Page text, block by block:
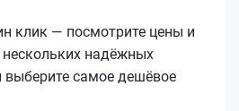
клик — посмотрите цены и
нескольких надёжных
выберите самое дешёвое